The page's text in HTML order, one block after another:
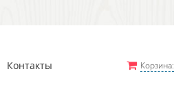
Корзина:
Контакты